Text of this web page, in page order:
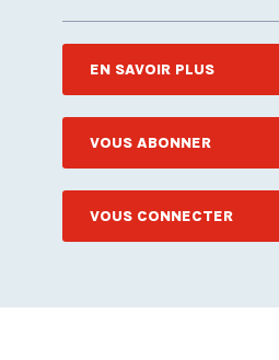
EN SAVOIR PLUS
VOUS ABONNER
VOUS CONNECTER